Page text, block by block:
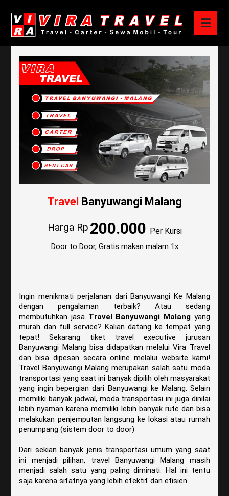
Travel Banyuwangi Malang
Harga Rp 200.000 Per Kursi
Door to Door, Gratis makan malam 1x
Ingin menikmati perjalanan dari Banyuwangi Ke Malang
dengan pengalaman terbaik? Atau sedang
membutuhkan jasa Travel Banyuwangi Malangyang
murah dan full service? Kalian datang ke tempat yang
tepat! Sekarang tiket travel executive jurusan
Banyuwangi Malang bisa didapatkan melalui Vira Travel
dan bisa dipesan secara online melalui website kami!
Travel Banyuwangi Malang merupakan salah satu moda
transportasi yang saat ini banyak dipilih oleh masyarakat
yang ingin bepergian dari Banyuwangi ke Malang. Selain
memiliki banyak jadwal, moda transportasi ini juga dinilai
lebih nyaman karena memiliki lebih banyak rute dan bisa
melakukan penjemputan langsung ke lokasi atau rumah
penumpang (sistem door to door)
Dari sekian banyak jenis transportasi umum yang saat
ini menjadi pilihan, travel Banyuwangi Malang masih
menjadi salah satu yang paling diminati. Hal ini tentu
saja karena sifatnya yang lebih efektif dan efisien.